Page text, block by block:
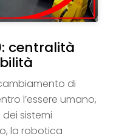
centralità
di
l’essere umano,
sistemi
la robotica